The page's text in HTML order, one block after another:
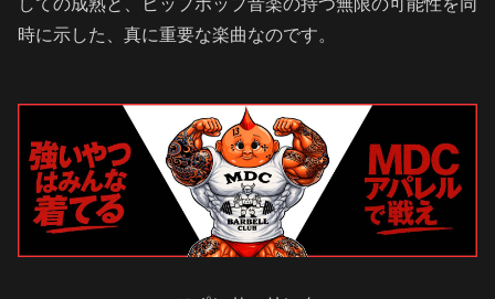
しての成熟と、ヒップホップ音楽の持つ無限の可能性を同
時に示した、真に重要な楽曲なのです。